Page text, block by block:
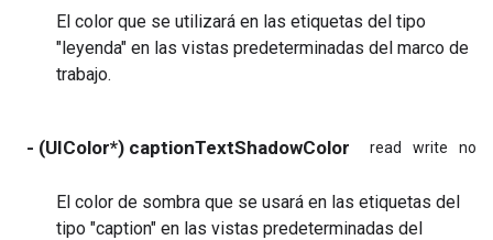
El color que se utilizará en las etiquetas del tipo
"leyenda" en las vistas predeterminadas del marco de
trabajo.
- (UIColor*) captionTextShadowColor read write
El color de sombra que se usará en las etiquetas del
tipo "caption" en las vistas predeterminadas del